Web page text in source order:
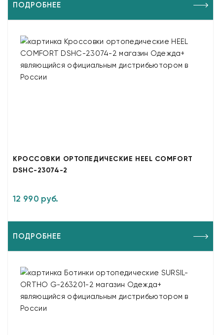
ПОДРОБНЕЕ
КРОССОВКИ ОРТОПЕДИЧЕСКИЕ HEEL COMFORT
DSHC-23074-2
12 990 руб.
ПОДРОБНЕЕ